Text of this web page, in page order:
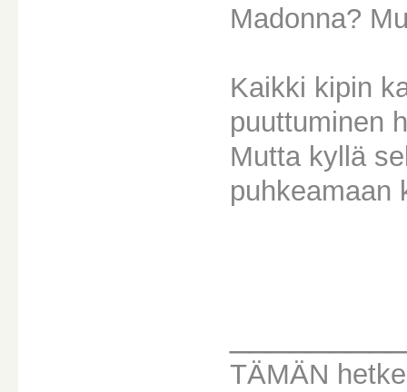
Madonna?
Kaikki kipin
puuttuminen
Mutta kyllä
puhkeamaan
TÄMÄN